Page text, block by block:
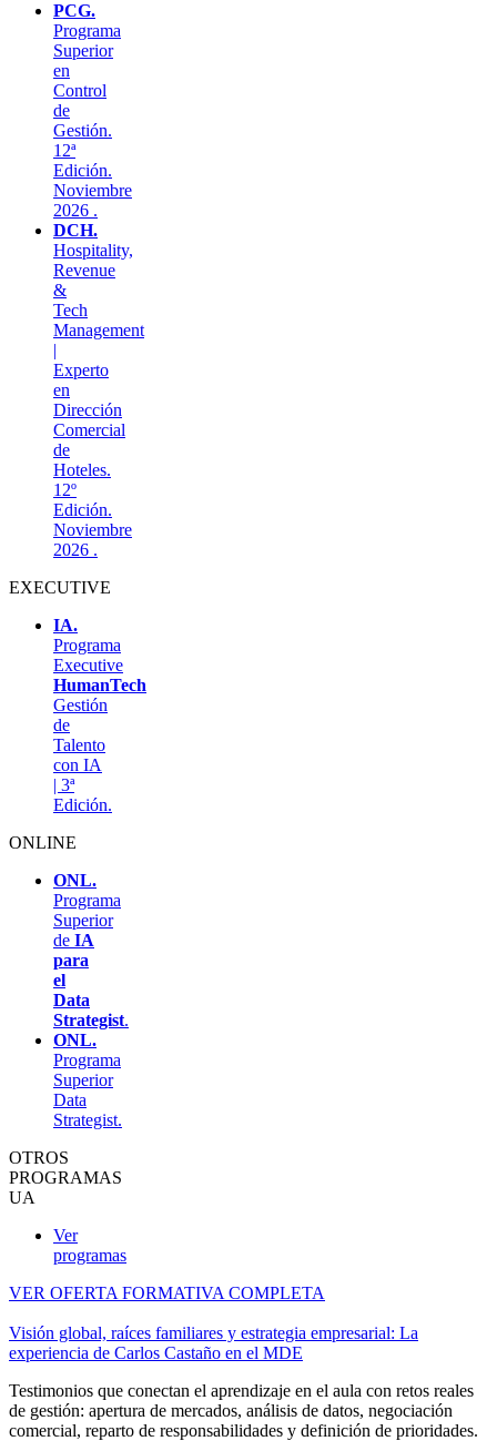
PCG.
Programa
Superior
en
Control
de
Gestión.
12ª
Edición.
Noviembre
2026 .
DCH.
Hospitality,
Revenue
&
Tech
Management
|
Experto
en
Dirección
Comercial
de
Hoteles.
12º
Edición.
Noviembre
2026 .
EXECUTIVE
IA.
Programa
Executive
HumanTech
Gestión
de
Talento
con IA
| 3ª
Edición.
ONLINE
ONL.
Programa
Superior
de IA
para
el
Data
Strategist.
ONL.
Programa
Superior
Data
Strategist.
OTROS
PROGRAMAS
UA
Ver
programas
VER OFERTA FORMATIVA COMPLETA
Visión global, raíces familiares y estrategia empresarial: La
experiencia de Carlos Castaño en el MDE
Testimonios que conectan el aprendizaje en el aula con retos reales
de gestión: apertura de mercados, análisis de datos, negociación
comercial, reparto de responsabilidades y definición de prioridades.